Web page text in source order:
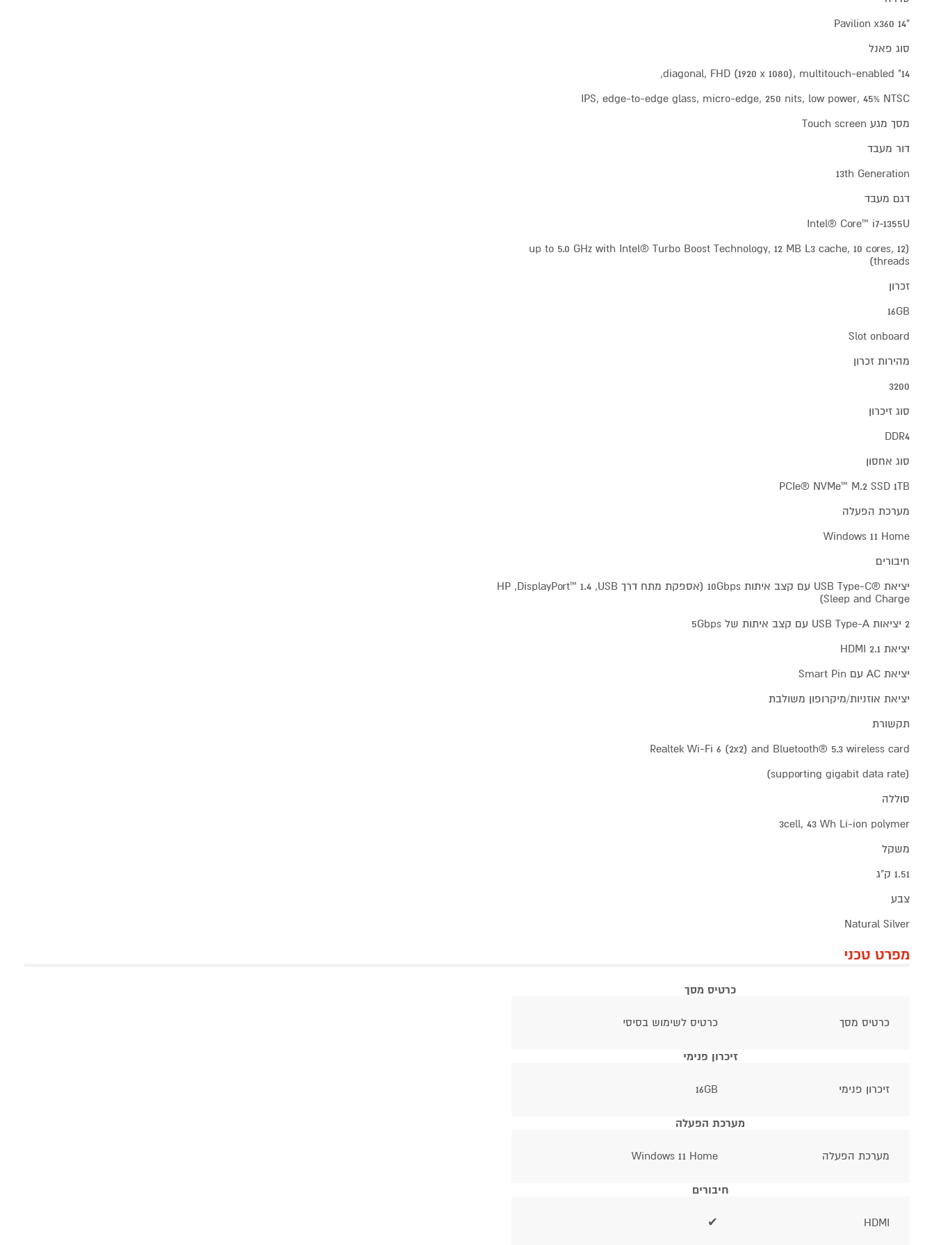
"Pavilion x360 14
סוג פאנל
14" diagonal, FHD (1920 x 1080), multitouch-enabled,
IPS, edge-to-edge glass, micro-edge, 250 nits, low power, 45% NTSC
מסך מגע Touch screen
דור מעבד
13th Generation
דגם מעבד
Intel® Core™ i7-1355U
(up to 5.0 GHz with Intel® Turbo Boost Technology, 12 MB L3 cache, 10 cores, 12
threads)
זכרון
16GB
Slot onboard
מהירות זכרון
3200
סוג זיכרון
DDR4
סוג אחסון
PCIe® NVMe™ M.2 SSD 1TB
מערכת הפעלה
Windows 11 Home
חיבורים
יציאת USB Type-C®‎ עם קצב איתות 10Gbps (אספקת מתח דרך USB, ‏DisplayPort™ 1.4‎‏, HP
Sleep and Charge)
2 יציאות USB Type-A עם קצב איתות של 5Gbps
יציאת HDMI 2.1‏
יציאת AC עם Smart Pin
יציאת אוזניות/מיקרופון משולבת
תקשורת
Realtek Wi-Fi 6 (2x2) and Bluetooth® 5.3 wireless card
(supporting gigabit data rate)
סוללה
3cell, 43 Wh Li-ion polymer
משקל
1.51 ק"ג
צבע
Natural Silver
מפרט טכני
כרטיס מסך
כרטיס מסך כרטיס לשימוש בסיסי
זיכרון פנימי
זיכרון פנימי 16GB
מערכת הפעלה
מערכת הפעלה Windows 11 Home
חיבורים
HDMI
✔